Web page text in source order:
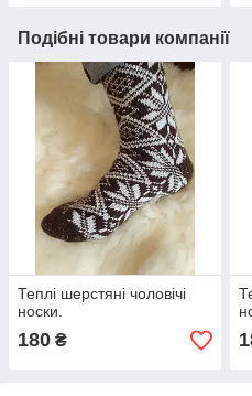
Подібні товари компанії
Теплі шерстяні чоловічі
носки.
180 ₴